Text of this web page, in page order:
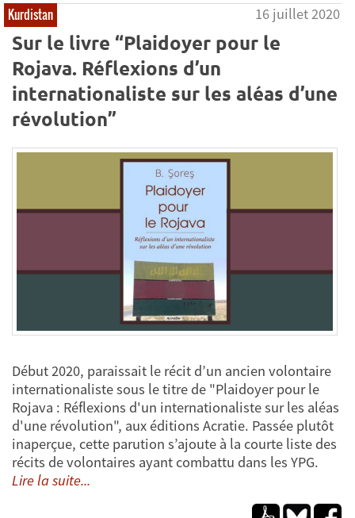
Kurdistan 16 juillet 2020
Sur le livre “Plaidoyer pour le
Rojava. Réflexions d’un
internationaliste sur les aléas d’une
révolution”
Début 2020, paraissait le récit d’un ancien volontaire
internationaliste sous le titre de "Plaidoyer pour le
Rojava : Réflexions d'un internationaliste sur les aléas
d'une révolution", aux éditions Acratie. Passée plutôt
inaperçue, cette parution s’ajoute à la courte liste des
récits de volontaires ayant combattu dans les YPG.
Lire la suite...